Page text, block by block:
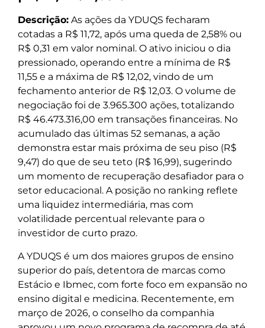
Descrição: As ações da YDUQS fecharam
cotadas a R$ 11,72, após uma queda de 2,58% ou
R$ 0,31 em valor nominal. O ativo iniciou o dia
pressionado, operando entre a mínima de R$
11,55 e a máxima de R$ 12,02, vindo de um
fechamento anterior de R$ 12,03. O volume de
negociação foi de 3.965.300 ações, totalizando
R$ 46.473.316,00 em transações financeiras. No
acumulado das últimas 52 semanas, a ação
demonstra estar mais próxima de seu piso (R$
9,47) do que de seu teto (R$ 16,99), sugerindo
um momento de recuperação desafiador para o
setor educacional. A posição no ranking reflete
uma liquidez intermediária, mas com
volatilidade percentual relevante para o
investidor de curto prazo.
A YDUQS é um dos maiores grupos de ensino
superior do país, detentora de marcas como
Estácio e Ibmec, com forte foco em expansão no
ensino digital e medicina. Recentemente, em
março de 2026, o conselho da companhia